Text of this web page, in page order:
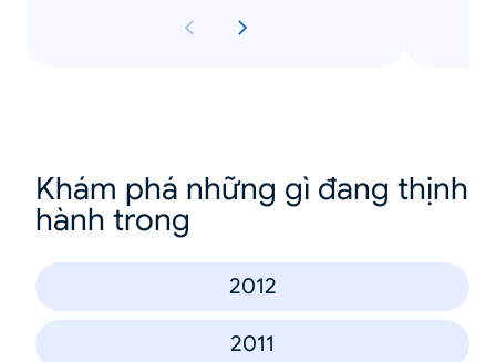
Khám phá những gì đang thịnh
hành trong
2012
2011